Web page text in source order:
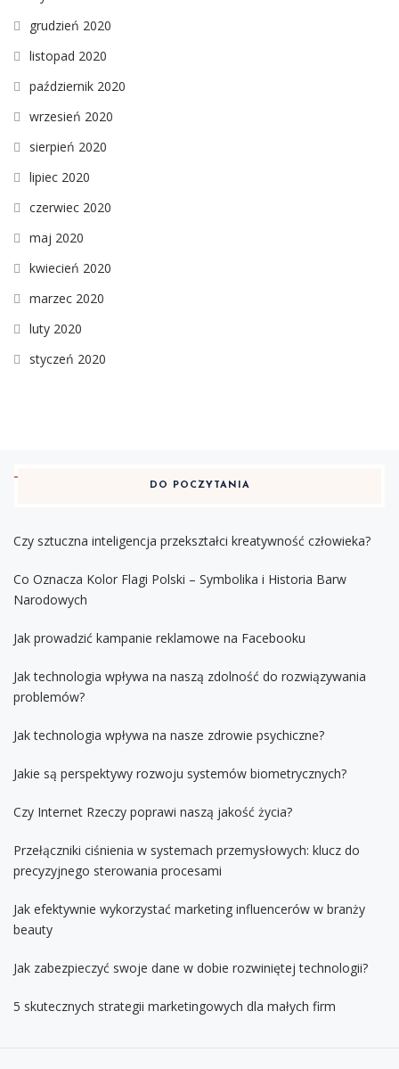
grudzień 2020
listopad 2020
październik 2020
wrzesień 2020
sierpień 2020
lipiec 2020
czerwiec 2020
maj 2020
kwiecień 2020
marzec 2020
luty 2020
styczeń 2020
DO POCZYTANIA
Czy sztuczna inteligencja przekształci kreatywność człowieka?
Co Oznacza Kolor Flagi Polski – Symbolika i Historia Barw
Narodowych
Jak prowadzić kampanie reklamowe na Facebooku
Jak technologia wpływa na naszą zdolność do rozwiązywania
problemów?
Jak technologia wpływa na nasze zdrowie psychiczne?
Jakie są perspektywy rozwoju systemów biometrycznych?
Czy Internet Rzeczy poprawi naszą jakość życia?
Przełączniki ciśnienia w systemach przemysłowych: klucz do
precyzyjnego sterowania procesami
Jak efektywnie wykorzystać marketing influencerów w branży
beauty
Jak zabezpieczyć swoje dane w dobie rozwiniętej technologii?
5 skutecznych strategii marketingowych dla małych firm